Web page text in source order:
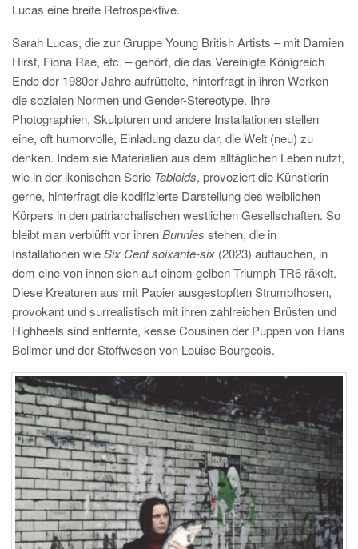
Lucas eine breite Retrospektive.
Sarah Lucas, die zur Gruppe Young British Artists – mit Damien
Hirst, Fiona Rae, etc. – gehört, die das Vereinigte Königreich
Ende der 1980er Jahre aufrüttelte, hinterfragt in ihren Werken
die sozialen Normen und Gender-Stereotype. Ihre
Photographien, Skulpturen und andere Installationen stellen
eine, oft humorvolle, Einladung dazu dar, die Welt (neu) zu
denken. Indem sie Materialien aus dem alltäglichen Leben nutzt,
wie in der ikonischen Serie Tabloids, provoziert die Künstlerin
gerne, hinterfragt die kodifizierte Darstellung des weiblichen
Körpers in den patriarchalischen westlichen Gesellschaften. So
bleibt man verblüfft vor ihrenBunnies stehen, die in
Installationen wieSix Cent soixante-six (2023) auftauchen, in
dem eine von ihnen sich auf einem gelben Triumph TR6 räkelt.
Diese Kreaturen aus mit Papier ausgestopften Strumpfhosen,
provokant und surrealistisch mit ihren zahlreichen Brüsten und
Highheels sind entfernte, kesse Cousinen der Puppen von Hans
Bellmer und der Stoffwesen von Louise Bourgeois.